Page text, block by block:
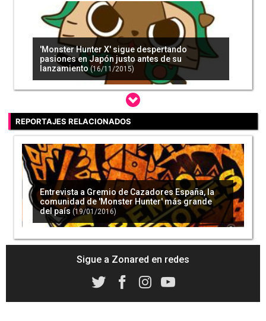
'Monster Hunter X' sigue despertando
pasiones en Japón justo antes de su
lanzamiento (16/11/2015)
Streaming especial para 'Monster Hunter X'
con motivo de su lanzamiento en Japón
(25/11/2015)
'Monster Hunter X' ha distribuido ya más de 3
millones de copias solo en Japón (24/12/2015)
REPORTAJES RELACIONADOS
Entrevista a Gremio de Cazadores España, la
comunidad de 'Monster Hunter' más grande
del país (19/01/2016)
Sigue a Zonared en redes